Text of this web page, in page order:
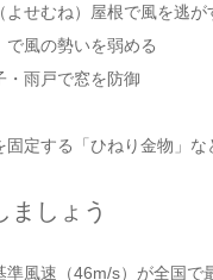
よせむね）屋根で風を逃が
で風の勢いを弱める
・雨戸で窓を防御
定する「ひねり金物」な
ましょう
風速（46m/s）が全国で